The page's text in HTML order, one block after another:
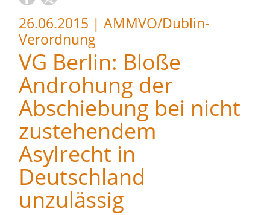
26.06.2015 | AMMVO/Dublin-
Verordnung
VG Berlin: Bloße
Androhung der
Abschiebung bei nicht
zustehendem
Asylrecht in
Deutschland
unzulässig